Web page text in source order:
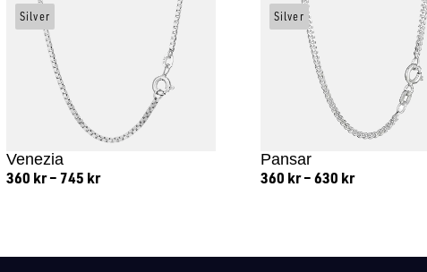
Venezia
360 kr –745 kr
Silver
Pansar
360 kr –630 kr
Silver